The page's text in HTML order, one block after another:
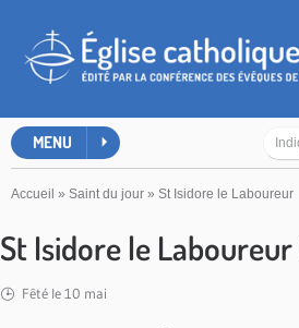
MENU
Accueil » Saint du jour » St Isidore le Laboureur
St Isidore le Laboureur
Fêté le 10 mai